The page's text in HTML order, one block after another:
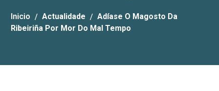
Inicio Actualidade
Adíase O Magosto Da
Ribeiriña Por Mor Do Mal Tempo